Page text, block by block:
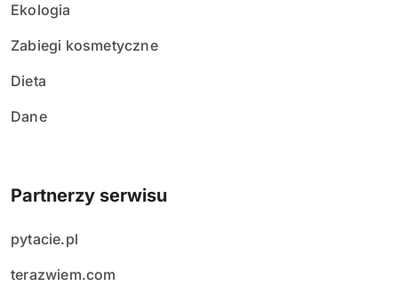
Ekologia
Zabiegi kosmetyczne
Dieta
Dane
Partnerzy serwisu
pytacie.pl
terazwiem.com